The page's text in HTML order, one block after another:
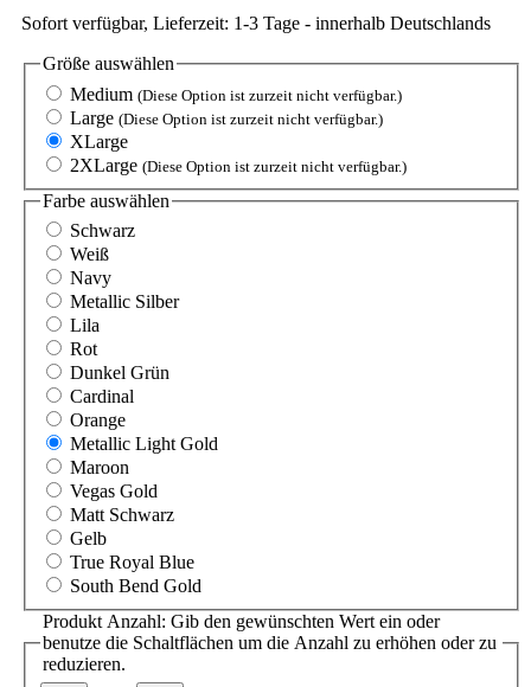
Sofort verfügbar, Lieferzeit: 1-3 Tage - innerhalb Deutschlands
Größe auswählen
Medium (Diese Option ist zurzeit nicht verfügbar.)
Large (Diese Option ist zurzeit nicht verfügbar.)
XLarge
2XLarge (Diese Option ist zurzeit nicht verfügbar.)
Farbe auswählen
Schwarz
Weiß
Navy
Metallic Silber
Lila
Rot
Dunkel Grün
Cardinal
Orange
Metallic Light Gold
Maroon
Vegas Gold
Matt Schwarz
Gelb
True Royal Blue
South Bend Gold
Produkt Anzahl: Gib den gewünschten Wert ein oder
benutze die Schaltflächen um die Anzahl zu erhöhen oder zu
reduzieren.